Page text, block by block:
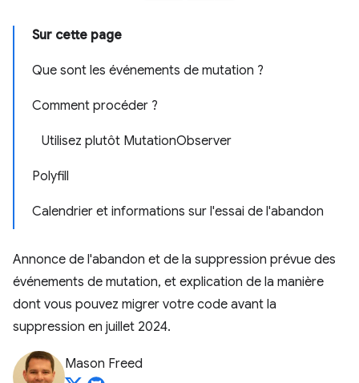
Sur cette page
Que sont les événements de mutation ?
Comment procéder ?
Utilisez plutôt MutationObserver
Polyfill
Calendrier et informations sur l'essai de l'abandon
Annonce de l'abandon et de la suppression prévue des
événements de mutation, et explication de la manière
dont vous pouvez migrer votre code avant la
suppression en juillet 2024.
Mason Freed